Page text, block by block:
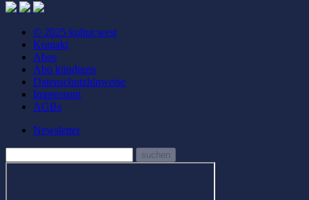
© 2025 kultur.west
Kontakt
Abos
Abo kündigen
Datenschutzhinweise
Impressum
AGBs
Newsletter